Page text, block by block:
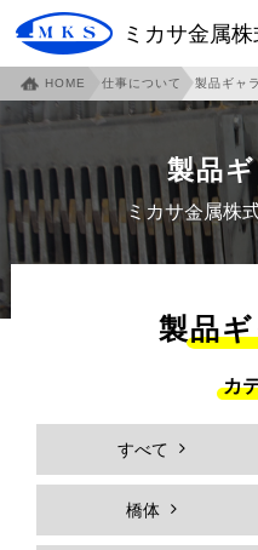
ミカサ金属
HOME
沿革
本社アクセスマップ
安全への取り組み
フィンガージョイント
HOME 仕事について 製品ギャ
製品
ミカサ金属株
製品
カ
すべて
橋体